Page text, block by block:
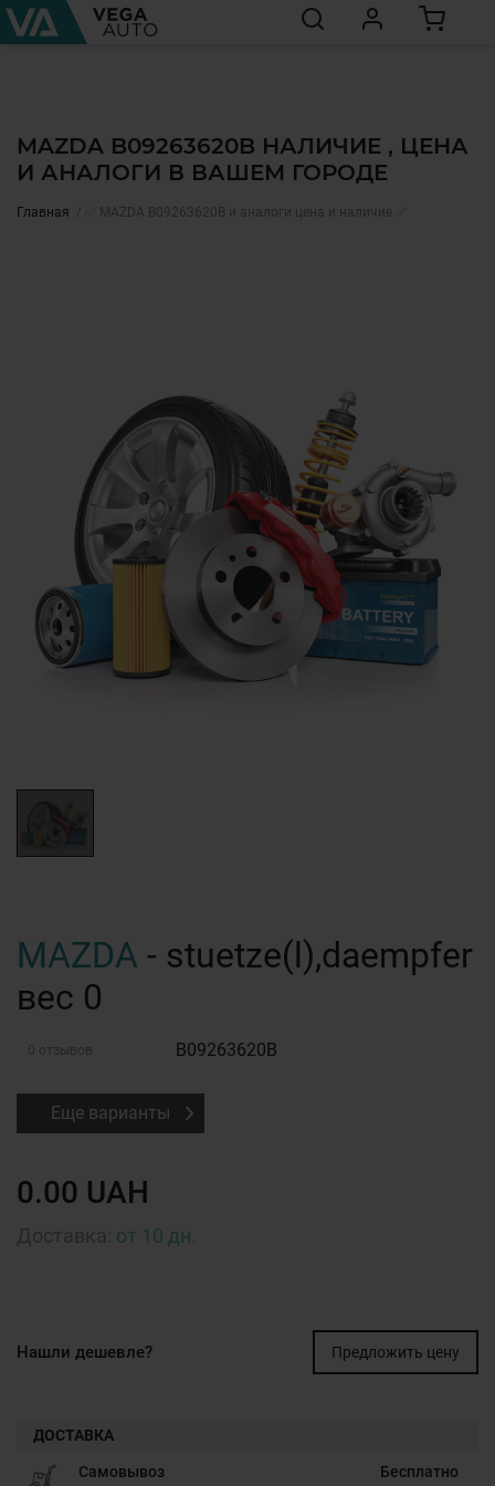
MAZDA B09263620B НАЛИЧИЕ , ЦЕНА
И АНАЛОГИ В ВАШЕМ ГОРОДЕ
Главная ✅ MAZDA B09263620B и аналоги цена и наличие ✅
MAZDA - stuetze(l),daempfer
вес 0
0 отзывов B09263620B
Еще варианты
0.00 UAH
от 10 дн.
Нашли дешевле? Предложить цену
ДОСТАВКА
Самовывоз Бесплатно